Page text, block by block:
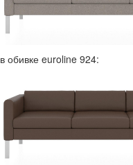
в обивке euroline 924: